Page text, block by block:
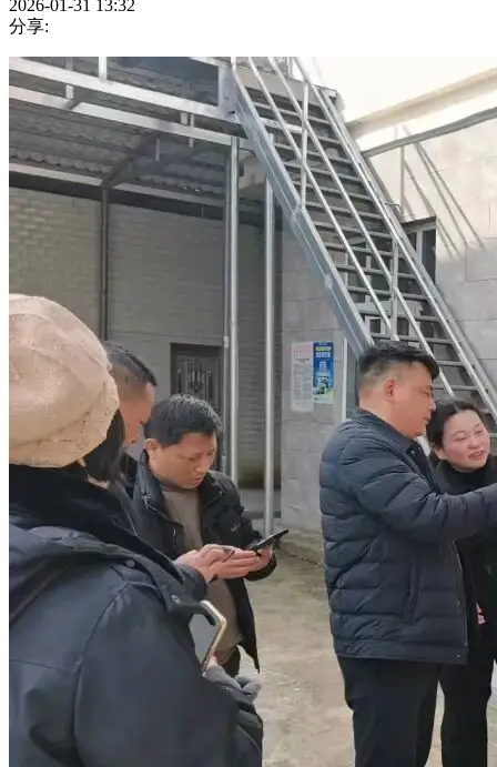
2026-01-31 13:32
分享: